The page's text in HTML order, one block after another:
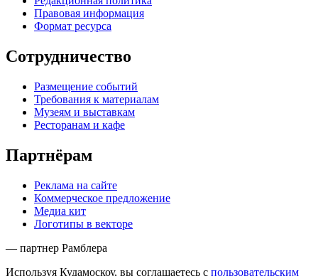
Правовая информация
Формат ресурса
Сотрудничество
Размещение событий
Требования к материалам
Музеям и выставкам
Ресторанам и кафе
Партнёрам
Реклама на сайте
Коммерческое предложение
Медиа кит
Логотипы в векторе
— партнер Рамблера
Используя Кудамоскоу, вы соглашаетесь с пользовательским